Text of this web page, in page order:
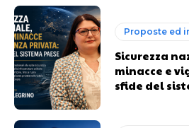
Proposte ed
Sicurezza
minacce e
sfide del